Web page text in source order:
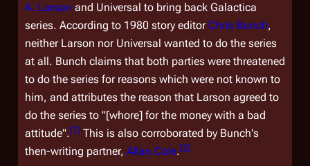
A. Larson and Universal to bring back Galactica
series. According to 1980 story editor Chris Bunch,
neither Larson nor Universal wanted to do the series
at all. Bunch claims that both parties were threatened
to do the series for reasons which were not known to
him, and attributes the reason that Larson agreed to
do the series to "[whore] for the money with a bad
attitude".[1] This is also corroborated by Bunch's
then-writing partner, Allan Cole.[2]